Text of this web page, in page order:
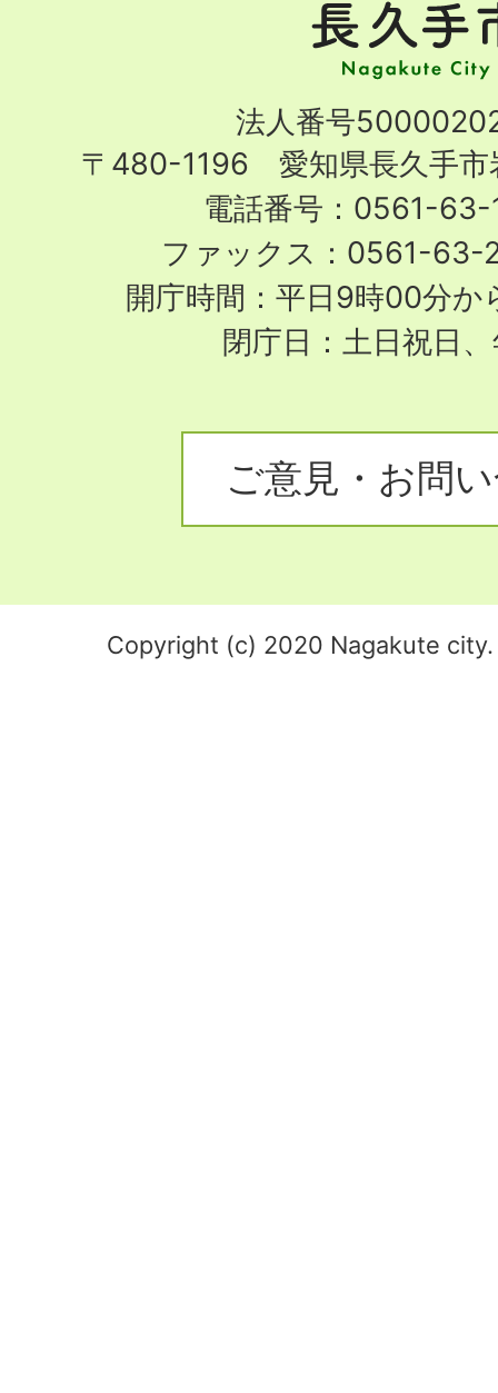
手
市
City
法人番号
〒480-1196 愛知県長久手市
電話番号：0561-63-
ファックス：0561-63-
開庁時間：平日9時00分
閉庁日：土日祝日
ご意見・お問
Copyright (c) 2020 Nagakute